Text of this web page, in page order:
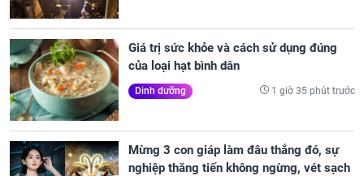
Giá trị sức khỏe và cách sử dụng đúng
của loại hạt bình dân
Dinh dưỡng 1 giờ 35 phút trước
Mừng 3 con giáp làm đâu thắng đó, sự
nghiệp thăng tiến không ngừng, vét sạch